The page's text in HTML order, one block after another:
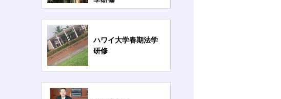
ハワイ大学春期法学
研修